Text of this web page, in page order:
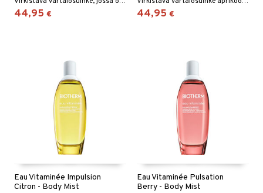
44,95 € 44,95 €
Eau Vitaminée Impulsion
Citron - Body Mist
Eau Vitaminée Pulsation
Berry - Body Mist